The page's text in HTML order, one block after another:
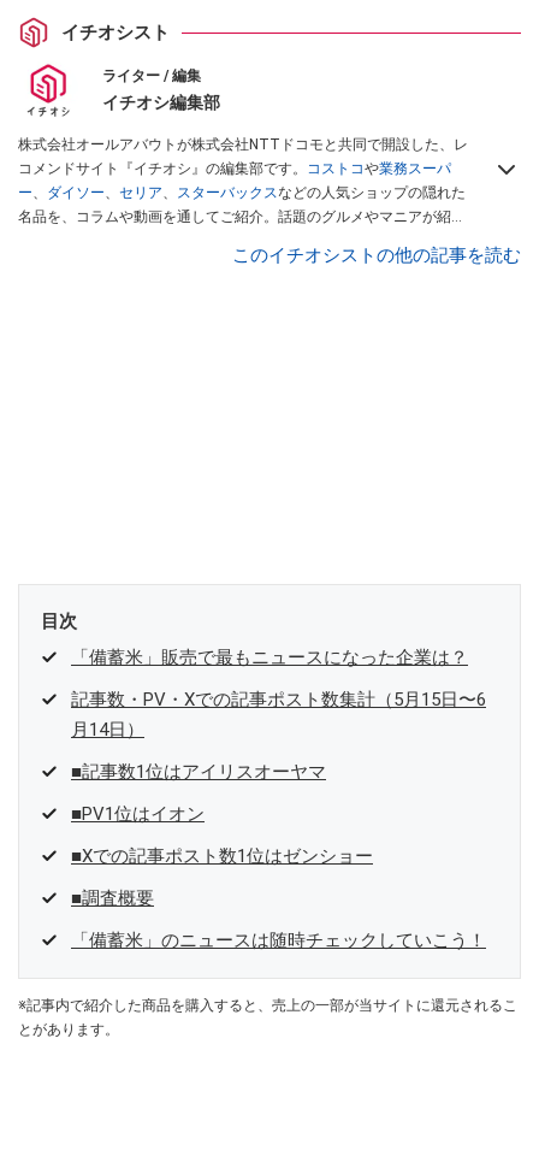
イチオシスト
ライター / 編集
イチオシ編集部
株式会社オールアバウトが株式会社NTTドコモと共同で開設した、レ
コメンドサイト『イチオシ』の編集部です。 コストコや業務スーパ
ー、 ダイソー、 セリア、 スターバックスなどの人気ショップの隠れた
名品を、コラムや動画を通してご紹介。話題のグルメやマニアが紹介
インフルエンサーが実際に使用してレビューしています。毎日トレン
このイチオシストの他の記事を読む
目次
「備蓄米」販売で最もニュースになった企業は？
記事数・PV・Xでの記事ポスト数集計（5月15日〜6
月14日）
■記事数1位はアイリスオーヤマ
■PV1位はイオン
■Xでの記事ポスト数1位はゼンショー
■調査概要
「備蓄米」のニュースは随時チェックしていこう！
※記事内で紹介した商品を購入すると、売上の一部が当サイトに還元されるこ
とがあります。